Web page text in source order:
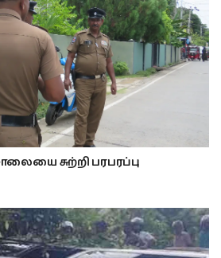
சுற்றி பரபரப்பு